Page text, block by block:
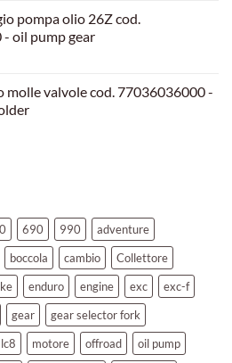
attuale
è:
pompa olio 26Z cod.
oil pump gear
molle valvole cod. 77036036000 -
690 990
adventure
boccola cambio
Collettore
enduro engine exc
exc-f
gear
gear selector fork
lc8 motore offroad
oil pump